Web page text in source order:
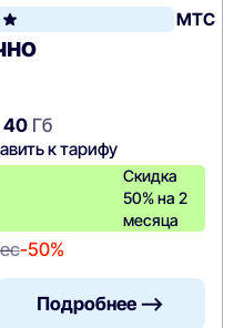
МТС
40Гб
к тарифу
Скидка
50% на 2
месяца
-50%
Подробнее —>